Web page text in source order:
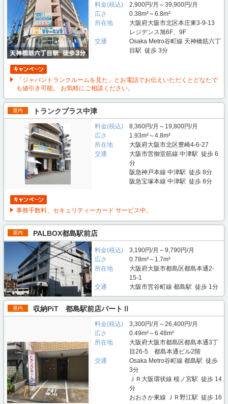
料金(税込)
2,900円/月～39,900円/月
広さ
0.38m²～6.8m²
所在地
大阪府大阪市北区本庄東3-9-13
レジデンス旭6F、9F
交通
Osaka Metro谷町線 天神橋筋六丁
目駅 徒歩 3分
「ジャパントランクルームを見た」とお電話でお伝えいただくとどなたで
も値引き可能。 お気軽にご相談ください。
屋内 トランクプラス中津
料金(税込)
8,360円/月～19,800円/月
広さ
1.93m²～4.8m²
所在地
大阪府大阪市北区豊崎4-6-27
交通
大阪市営御堂筋線 中津駅 徒歩 6
分
阪急神戸本線 中津駅 徒歩 8分
阪急宝塚本線 中津駅 徒歩 8分
事務手数料、セキュリティーカード サービス中。
屋内 PALBOX都島駅前店
料金(税込)
3,190円/月～9,790円/月
広さ
0.78m²～1.7m²
所在地
大阪府大阪市都島区都島本通2-
15-1
交通
大阪市営谷町線 都島駅 徒歩 1分
屋内 収納PiT 都島駅前店パートⅡ
料金(税込)
3,300円/月～26,400円/月
広さ
0.49m²～6.48m²
所在地
大阪府大阪市都島区都島本通3丁
目26-5 都島本通ビル2階
交通
Osaka Metro谷町線 都島駅 徒歩
3分
ＪＲ大阪環状線 桜ノ宮駅 徒歩 14
分
おおさか東線 ＪＲ野江駅 徒歩 16